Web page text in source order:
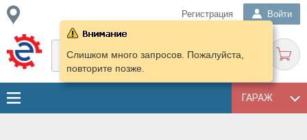
Регистрация Войти
ГАРАЖ
Слишком много запросов. Пожалуйста,
повторите позже.